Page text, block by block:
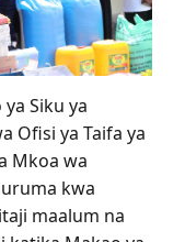
Siku ya
Ofisi ya Taifa ya
Mkoa wa
kwa
maalum na